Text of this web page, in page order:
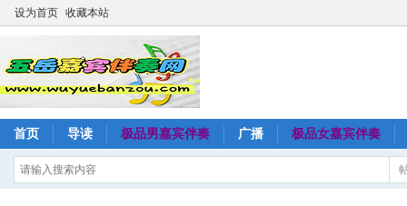
设为首页 收藏本站
首页 导读 极品男嘉宾伴奏 广播 极品女嘉宾伴奏